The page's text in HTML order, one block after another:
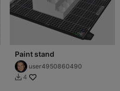
Paint stand
user4950860490
 4